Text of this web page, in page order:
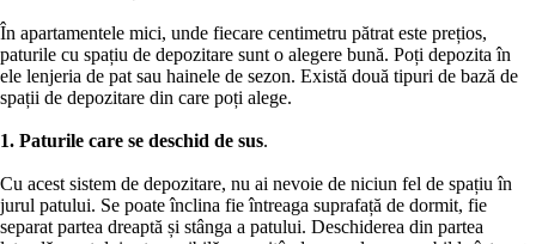
În apartamentele mici, unde fiecare centimetru pătrat este prețios,
paturile cu spațiu de depozitare sunt o alegere bună. Poți depozita în
ele lenjeria de pat sau hainele de sezon. Există două tipuri de bază de
spații de depozitare din care poți alege.
1. Paturile care se deschid de sus.
Cu acest sistem de depozitare, nu ai nevoie de niciun fel de spațiu în
jurul patului. Se poate înclina fie întreaga suprafață de dormit, fie
separat partea dreaptă și stânga a patului. Deschiderea din partea